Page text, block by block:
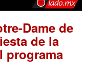
Dame de
de la
programa